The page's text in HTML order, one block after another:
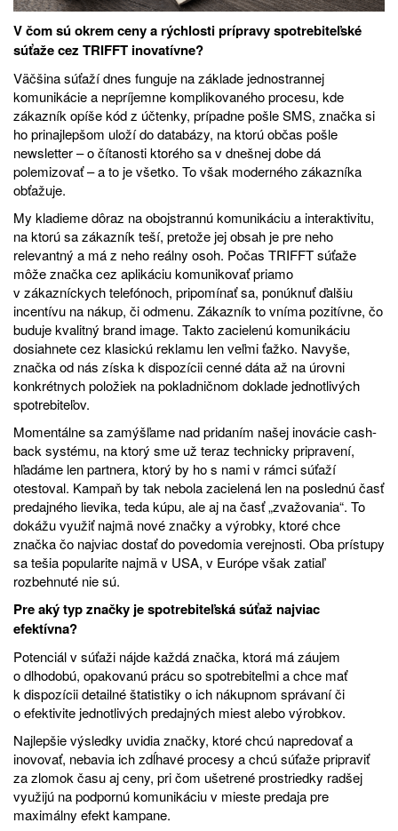
V čom sú okrem ceny a rýchlosti prípravy spotrebiteľské
súťaže cez TRIFFT inovatívne?
Väčšina súťaží dnes funguje na základe jednostrannej
komunikácie a nepríjemne komplikovaného procesu, kde
zákazník opíše kód z účtenky, prípadne pošle SMS, značka si
ho prinajlepšom uloží do databázy, na ktorú občas pošle
newsletter – o čítanosti ktorého sa v dnešnej dobe dá
polemizovať – a to je všetko. To však moderného zákazníka
obťažuje.
My kladieme dôraz na obojstrannú komunikáciu a interaktivitu,
na ktorú sa zákazník teší, pretože jej obsah je pre neho
relevantný a má z neho reálny osoh. Počas TRIFFT súťaže
môže značka cez aplikáciu komunikovať priamo
v zákazníckych telefónoch, pripomínať sa, ponúknuť ďalšiu
incentívu na nákup, či odmenu. Zákazník to vníma pozitívne, čo
buduje kvalitný brand image. Takto zacielenú komunikáciu
dosiahnete cez klasickú reklamu len veľmi ťažko. Navyše,
značka od nás získa k dispozícii cenné dáta až na úrovni
konkrétnych položiek na pokladničnom doklade jednotlivých
spotrebiteľov.
Momentálne sa zamýšľame nad pridaním našej inovácie cash-
back systému, na ktorý sme už teraz technicky pripravení,
hľadáme len partnera, ktorý by ho s nami v rámci súťaží
otestoval. Kampaň by tak nebola zacielená len na poslednú časť
predajného lievika, teda kúpu, ale aj na časť „zvažovania“. To
dokážu využiť najmä nové značky a výrobky, ktoré chce
značka čo najviac dostať do povedomia verejnosti. Oba prístupy
sa tešia popularite najmä v USA, v Európe však zatiaľ
rozbehnuté nie sú.
Pre aký typ značky je spotrebiteľská súťaž najviac
efektívna?
Potenciál v súťaži nájde každá značka, ktorá má záujem
o dlhodobú, opakovanú prácu so spotrebiteľmi a chce mať
k dispozícii detailné štatistiky o ich nákupnom správaní či
o efektivite jednotlivých predajných miest alebo výrobkov.
Najlepšie výsledky uvidia značky, ktoré chcú napredovať a
inovovať, nebavia ich zdĺhavé procesy a chcú súťaže pripraviť
za zlomok času aj ceny, pri čom ušetrené prostriedky radšej
využijú na podpornú komunikáciu v mieste predaja pre
maximálny efekt kampane.